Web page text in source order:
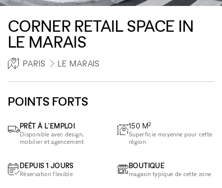
CORNER RETAIL SPACE IN
LE MARAIS
PARIS LE MARAIS
POINTS FORTS
PRÊT À L'EMPLOI
Disponible avec design,
mobilier et agencement
DEPUIS 1 JOURS
Réservation flexible
150 M2
Superficie moyenne pour cette
région
BOUTIQUE
magasin typique de cette zone